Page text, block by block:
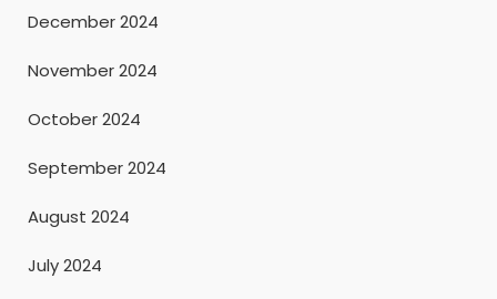
December 2024
November 2024
October 2024
September 2024
August 2024
July 2024